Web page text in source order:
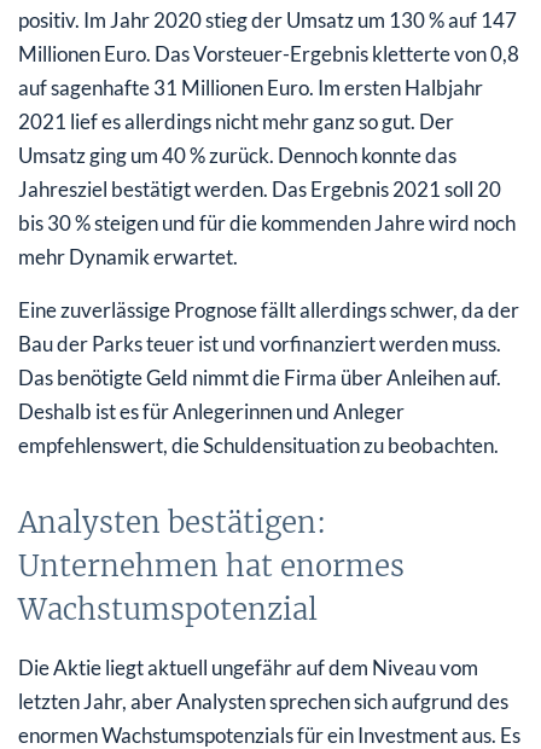
positiv. Im Jahr 2020 stieg der Umsatz um 130 % auf 147
Millionen Euro. Das Vorsteuer-Ergebnis kletterte von 0,8
auf sagenhafte 31 Millionen Euro. Im ersten Halbjahr
2021 lief es allerdings nicht mehr ganz so gut. Der
Umsatz ging um 40 % zurück. Dennoch konnte das
Jahresziel bestätigt werden. Das Ergebnis 2021 soll 20
bis 30 % steigen und für die kommenden Jahre wird noch
mehr Dynamik erwartet.
Eine zuverlässige Prognose fällt allerdings schwer, da der
Bau der Parks teuer ist und vorfinanziert werden muss.
Das benötigte Geld nimmt die Firma über Anleihen auf.
Deshalb ist es für Anlegerinnen und Anleger
empfehlenswert, die Schuldensituation zu beobachten.
Analysten bestätigen:
Unternehmen hat enormes
Wachstumspotenzial
Die Aktie liegt aktuell ungefähr auf dem Niveau vom
letzten Jahr, aber Analysten sprechen sich aufgrund des
enormen Wachstumspotenzials für ein Investment aus. Es